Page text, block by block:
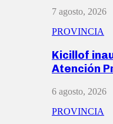
7 agosto, 2026
PROVINCIA
Kicillof
Atención
6 agosto, 2026
PROVINCIA